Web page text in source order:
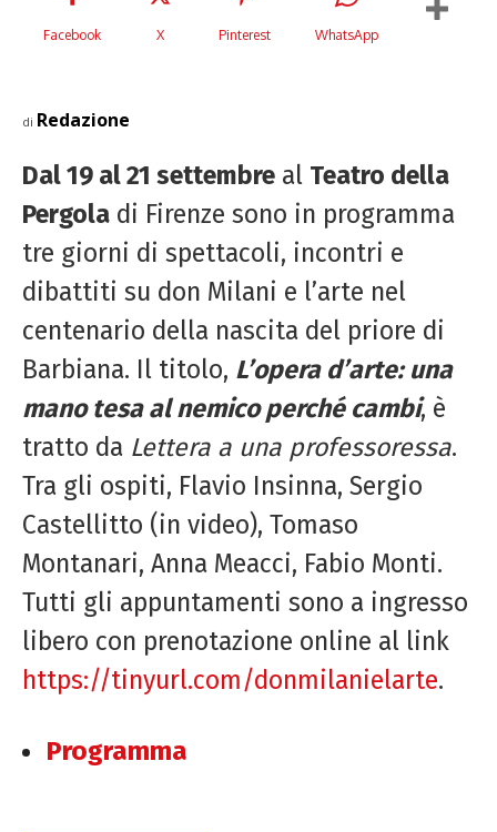
Facebook X Pinterest WhatsApp
di Redazione
Dal 19 al 21 settembre al Teatro della
Pergola di Firenze sono in programma
tre giorni di spettacoli, incontri e
dibattiti su don Milani e l’arte nel
centenario della nascita del priore di
Barbiana. Il titolo, L’opera d’arte: una
mano tesa alnemico perché cambi, è
tratto da Lettera a una professoressa.
Tra gli ospiti, Flavio Insinna, Sergio
Castellitto (in video), Tomaso
Montanari, Anna Meacci, Fabio Monti.
Tutti gli appuntamenti sono a ingresso
libero con prenotazione online al link
https://tinyurl.com/donmilanielarte.
Programma